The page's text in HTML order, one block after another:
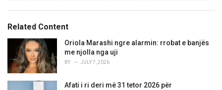
o
r
i
s
:
:Related Content
Oriola Marashi ngre alarmin: rrobat e banjës
me njolla nga uji
BY JULY 7, 2026
Afati i ri deri më 31 tetor 2026 për